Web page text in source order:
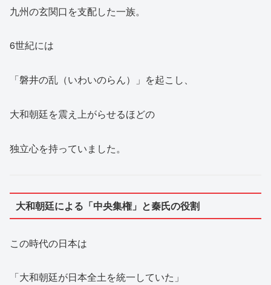
九州の玄関口を支配した一族。
6世紀には
「磐井の乱（いわいのらん）」を起こし、
大和朝廷を震え上がらせるほどの
独立心を持っていました。
大和朝廷による「中央集権」と秦氏の役割
この時代の日本は
「大和朝廷が日本全土を統一していた」